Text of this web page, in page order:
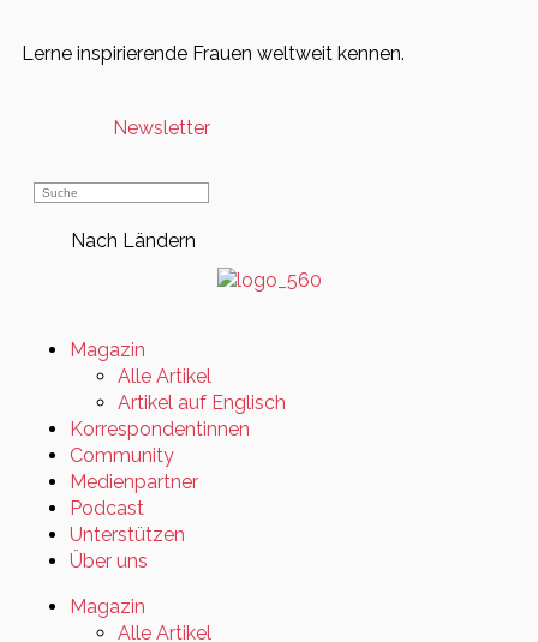
Lerne inspirierende Frauen weltweit kennen.
Newsletter
Nach Ländern
Magazin
Alle Artikel
Artikel auf Englisch
Korrespondentinnen
Community
Medienpartner
Podcast
Unterstützen
Über uns
Magazin
Alle Artikel